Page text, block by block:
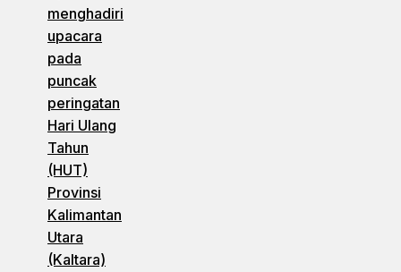
menghadiri
upacara
pada
puncak
peringatan
Hari Ulang
Tahun
(HUT)
Provinsi
Kalimantan
Utara
(Kaltara)